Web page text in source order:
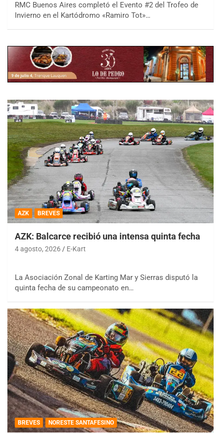
RMC Buenos Aires completó el Evento #2 del Trofeo de
Invierno en el Kartódromo «Ramiro Tot»…
AZK BREVES
AZK: Balcarce recibió una intensa quinta fecha
4 agosto, 2026 E-Kart
La Asociación Zonal de Karting Mar y Sierras disputó la
quinta fecha de su campeonato en…
BREVES NORESTE SANTAFESINO